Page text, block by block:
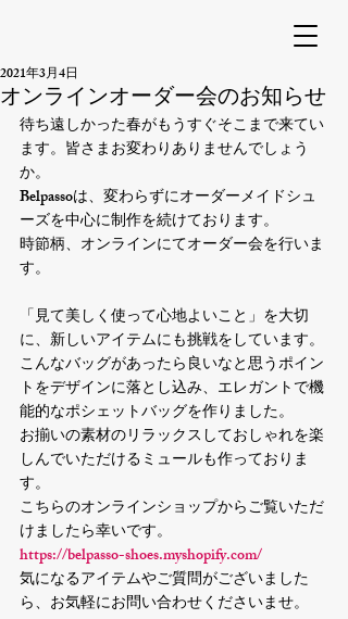
オンラインオーダー会のお知らせ
2021年3月4日
待ち遠しかった春がもうすぐそこまで来てい
ます。皆さまお変わりありませんでしょう
か。
Belpassoは、変わらずにオーダーメイドシュ
ーズを中心に制作を続けております。
時節柄、オンラインにてオーダー会を行いま
す。
「見て美しく使って心地よいこと」を大切
に、新しいアイテムにも挑戦をしています。
こんなバッグがあったら良いなと思うポイン
トをデザインに落とし込み、エレガントで機
能的なポシェットバッグを作りました。
お揃いの素材のリラックスしておしゃれを楽
しんでいただけるミュールも作っておりま
す。
こちらのオンラインショップからご覧いただ
けましたら幸いです。
https://belpasso-shoes.myshopify.com/
気になるアイテムやご質問がございました
ら、お気軽にお問い合わせくださいませ。